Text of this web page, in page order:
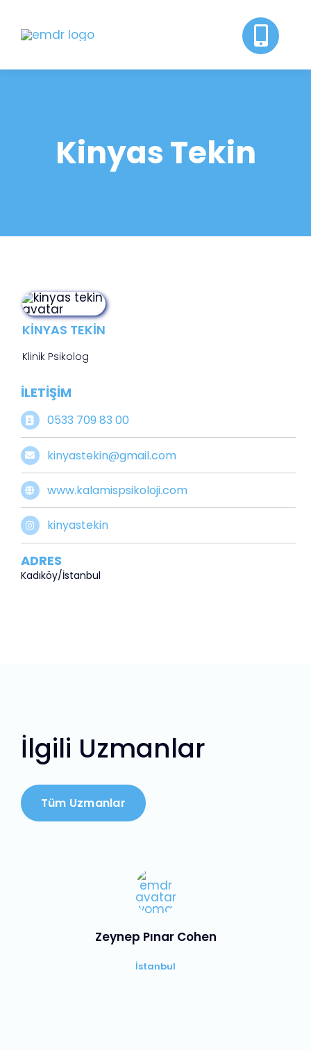
Kinyas Tekin
KINYAS TEKIN
Klinik Psikolog
İLETIŞIM
0533 709 83 00
kinyastekin@gmail.com
www.kalamispsikoloji.com
kinyastekin
ADRES
Kadıköy/İstanbul
İlgili Uzmanlar
Tüm Uzmanlar
Zeynep Pınar Cohen
İstanbul